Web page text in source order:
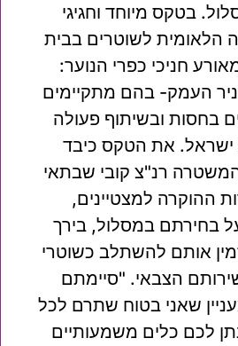
בטקס מיוחד וחגיגי
הלאומית לשוטרים בבית
חניכי כפרי הנוער:
ניר העמק- בהם מתקיימים
בחסות ובשיתוף פעולה
את הטקס כיבד
רנ"צ קובי שבתאי
ההוקרה למצטיינים,
בחירתם במסלול, בירך
אותם להשתלב כשוטרי
הצבאי. "סיימתם
שאני בטוח שתרם לכל
לכם כלים משמעותיים